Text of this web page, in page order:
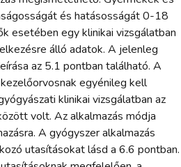
és hatásosságát 0-18
esetében egy klinikai vizsgálatban
álló adatok. A jelenleg
az 5.1 pontban található. A
egyénileg kell
klinikai vizsgálatban az
volt. Az alkalmazás módja
A gyógyszer alkalmazás
utasításokat lásd a 6.6 pontban.